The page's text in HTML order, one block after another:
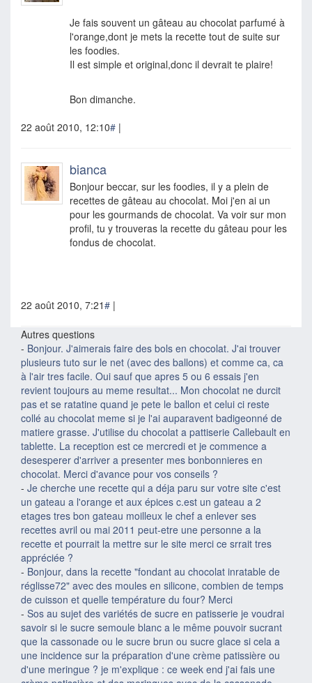
Je fais souvent un gâteau au chocolat parfumé à
l'orange,dont je mets la recette tout de suite sur
les foodies.
Il est simple et original,donc il devrait te plaire!
Bon dimanche.
22 août 2010, 12:10# |
bianca
Bonjour beccar, sur les foodies, il y a plein de
recettes de gâteau au chocolat. Moi j'en ai un
pour les gourmands de chocolat. Va voir sur mon
profil, tu y trouveras la recette du gâteau pour les
fondus de chocolat.
22 août 2010, 7:21# |
Autres questions
- Bonjour. J'aimerais faire des bols en chocolat. J'ai trouver
plusieurs tuto sur le net (avec des ballons) et comme ca, ca
à l'air tres facile. Oui sauf que apres 5 ou 6 essais j'en
revient toujours au meme resultat... Mon chocolat ne durcit
pas et se ratatine quand je pete le ballon et celui ci reste
collé au chocolat meme si je l'ai auparavent badigeonné de
matiere grasse. J'utilise du chocolat a pattiserie Callebault en
tablette. La reception est ce mercredi et je commence a
desesperer d'arriver a presenter mes bonbonnieres en
chocolat. Merci d'avance pour vos conseils ?
- Je cherche une recette qui a déja paru sur votre site c'est
un gateau a l'orange et aux épices c.est un gateau a 2
etages tres bon gateau moilleux le chef a enlever ses
recettes avril ou mai 2011 peut-etre une personne a la
recette et pourrait la mettre sur le site merci ce srrait tres
appréciée ?
- Bonjour, dans la recette "fondant au chocolat inratable de
réglisse72" avec des moules en silicone, combien de temps
de cuisson et quelle température du four? Merci
- Sos au sujet des variétés de sucre en patisserie je voudrai
savoir si le sucre semoule blanc a le même pouvoir sucrant
que la cassonade ou le sucre brun ou sucre glace si cela a
une incidence sur la préparation d'une crème patissière ou
d'une meringue ? je m'explique : ce week end j'ai fais une